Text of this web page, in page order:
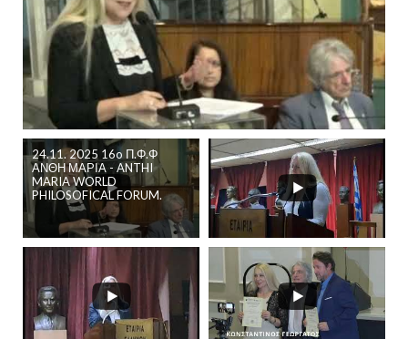
24.11. 2025 16o Π.Φ.Φ
ΑΝΘΗ ΜΑΡΙΑ - ANTHI
MARIA WORLD
PHILOSOFICAL FORUM.